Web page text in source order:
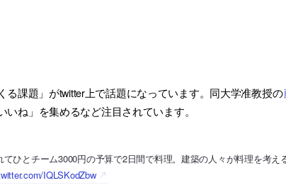
る課題」がtwitter上で話題になっています。同大学准教授の
ね」を集めるなど注目されています。
ひとチーム3000円の予算で2日間で料理。建築の人々が料理を考え
IQLSKodZbw